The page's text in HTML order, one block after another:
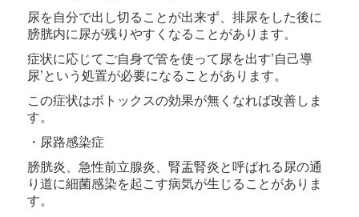
尿を自分で出し切ることが出来ず、排尿をした後に
膀胱内に尿が残りやすくなることがあります。
症状に応じてご自身で管を使って尿を出す’自己導
尿’という処置が必要になることがあります。
この症状はボトックスの効果が無くなれば改善しま
す。
・尿路感染症
膀胱炎、急性前立腺炎、腎盂腎炎と呼ばれる尿の通
り道に細菌感染を起こす病気が生じることがありま
す。